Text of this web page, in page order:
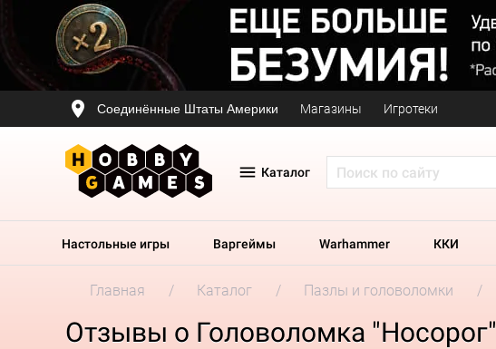
Соединённые Штаты Америки Магазины Игротеки
Каталог
Настольные игры Варгеймы Warhammer ККИ
Главная Каталог Пазлы и головоломки
Отзывы о Головоломка "Носорог"